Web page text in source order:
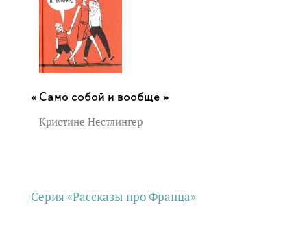
Само собой и вообще »
Кристине Нестлингер
Серия «Рассказы про Франца»